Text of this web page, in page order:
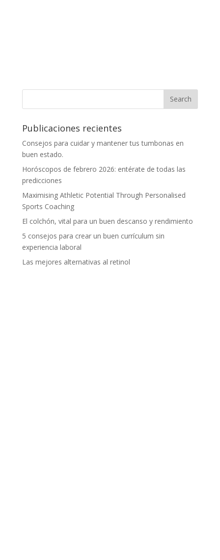
Publicaciones recientes
Consejos para cuidar y mantener tus tumbonas en
buen estado.
Horóscopos de febrero 2026: entérate de todas las
predicciones
Maximising Athletic Potential Through Personalised
Sports Coaching
El colchón, vital para un buen descanso y rendimiento
5 consejos para crear un buen currículum sin
experiencia laboral
Las mejores alternativas al retinol